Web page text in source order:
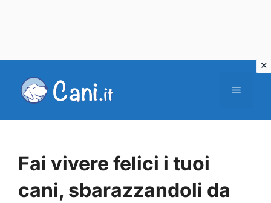
Menu
Fai vivere felici i tuoi
cani, sbarazzandoli da